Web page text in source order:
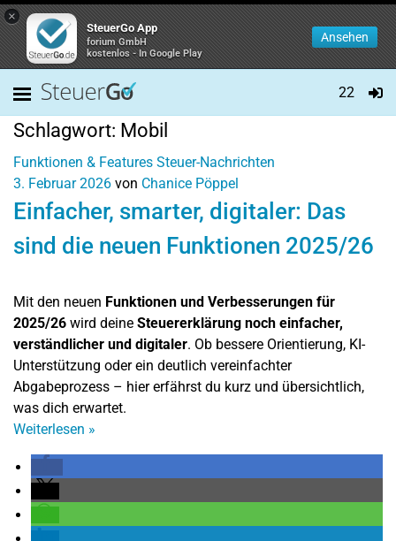
×
SteuerGo App
forium GmbH
kostenlos - In Google Play
Ansehen
22
Schlagwort: Mobil
Funktionen & Features Steuer-Nachrichten
3. Februar 2026 von Chanice Pöppel
Einfacher, smarter, digitaler: Das
sind die neuen Funktionen 2025/26
Mit den neuen Funktionen und Verbesserungen für
2025/26 wird deine Steuererklärung noch einfacher,
verständlicher und digitaler. Ob bessere Orientierung, KI-
Unterstützung oder ein deutlich vereinfachter
Abgabeprozess – hier erfährst du kurz und übersichtlich,
was dich erwartet.
Weiterlesen »